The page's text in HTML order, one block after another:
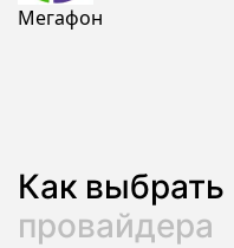
Мегафон
Как выбрать
провайдера